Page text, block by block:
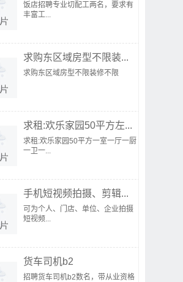
饭店招聘专业切配工两名，要求有
丰富工...
求购东区域房型不限装...
求购东区域房型不限装修不限
求租:欢乐家园50平方左...
求租:欢乐家园50平方一室一厅一厨
一卫一...
手机短视频拍摄、剪辑...
可为个人、门店、单位、企业拍摄
短视频...
货车司机b2
招聘货车司机b2数名，带从业资格